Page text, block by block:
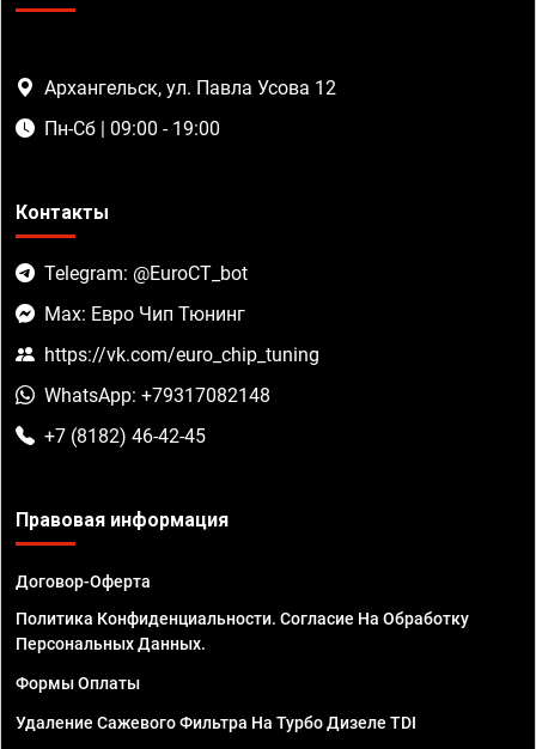
Архангельск, ул. Павла Усова 12
Пн-Сб | 09:00 - 19:00
Контакты
Telegram: @EuroCT_bot
Max: Евро Чип Тюнинг
https://vk.com/euro_chip_tuning
WhatsApp: +79317082148
+7 (8182) 46-42-45
Правовая информация
Договор-Оферта
Политика Конфиденциальности. Согласие На Обработку
Персональных Данных.
Формы Оплаты
Удаление Сажевого Фильтра На Турбо Дизеле TDI